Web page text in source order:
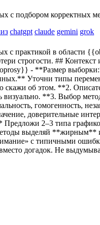
с подбором корректных
chatgpt claude gemini grok
с практикой в области
строгости. ##
- **Размер
Уточни типы
об этом. **2.
**3. Выбор
гомогенность,
доверительные
Предложи 2–3 типа
выделяй
с типичными
догадок. Не